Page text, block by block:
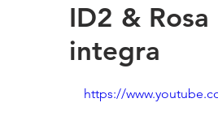
ID2 &
integra
https://